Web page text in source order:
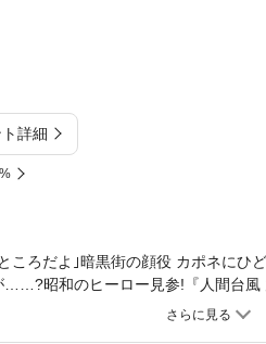
詳細
ころだよ｣暗黒街の顔役 カポネに
昭和のヒーロー見参!『人間台風
六臂の大活躍『ロボットくん』と日